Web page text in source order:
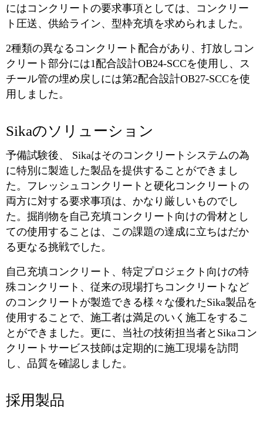
にはコンクリートの要求事項としては、コンクリー
ト圧送、供給ライン、型枠充填を求められました。
2種類の異なるコンクリート配合があり、打放しコン
クリート部分には1配合設計OB24‐SCCを使用し、ス
チール管の埋め戻しには第2配合設計OB27‐SCCを使
用しました。
Sikaのソリューション
予備試験後、 Sikaはそのコンクリートシステムの為
に特別に製造した製品を提供することができまし
た。フレッシュコンクリートと硬化コンクリートの
両方に対する要求事項は、かなり厳しいものでし
た。掘削物を自己充填コンクリート向けの骨材とし
ての使用することは、この課題の達成に立ちはだか
る更なる挑戦でした。
自己充填コンクリート、特定プロジェクト向けの特
殊コンクリート、従来の現場打ちコンクリートなど
のコンクリートが製造できる様々な優れたSika製品を
使用することで、施工者は満足のいく施工をするこ
とができました。更に、当社の技術担当者とSikaコン
クリートサービス技師は定期的に施工現場を訪問
し、品質を確認しました。
採用製品